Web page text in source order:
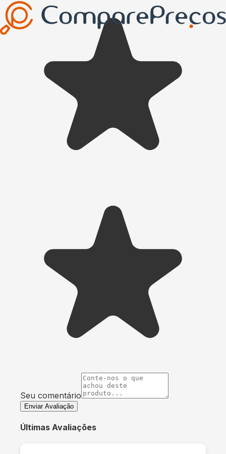
Seu comentário
Enviar Avaliação
Últimas Avaliações